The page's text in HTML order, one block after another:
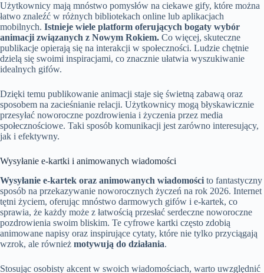
Użytkownicy mają mnóstwo pomysłów na ciekawe gify, które można
łatwo znaleźć w różnych bibliotekach online lub aplikacjach
mobilnych. Istnieje wiele platform oferujących bogaty wybór
animacji związanych z Nowym Rokiem. Co więcej, skuteczne
publikacje opierają się na interakcji w społeczności. Ludzie chętnie
dzielą się swoimi inspiracjami, co znacznie ułatwia wyszukiwanie
idealnych gifów.
Dzięki temu publikowanie animacji staje się świetną zabawą oraz
sposobem na zacieśnianie relacji. Użytkownicy mogą błyskawicznie
przesyłać noworoczne pozdrowienia i życzenia przez media
społecznościowe. Taki sposób komunikacji jest zarówno interesujący,
jak i efektywny.
Wysyłanie e-kartki i animowanych wiadomości
Wysyłanie e-kartek oraz animowanych wiadomości to fantastyczny
sposób na przekazywanie noworocznych życzeń na rok 2026. Internet
tętni życiem, oferując mnóstwo darmowych gifów i e-kartek, co
sprawia, że każdy może z łatwością przesłać serdeczne noworoczne
pozdrowienia swoim bliskim. Te cyfrowe kartki często zdobią
animowane napisy oraz inspirujące cytaty, które nie tylko przyciągają
wzrok, ale również motywują do działania.
Stosując osobisty akcent w swoich wiadomościach, warto uwzględnić